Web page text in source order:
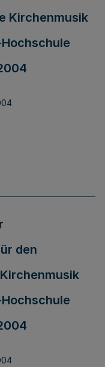
Kirchenmusik
den